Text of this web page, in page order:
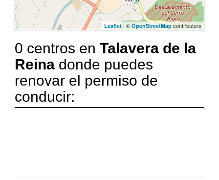
Leaflet | © OpenStreetMapcontributors
0 centros en Talavera de la
Reina donde puedes
renovar el permiso de
conducir: